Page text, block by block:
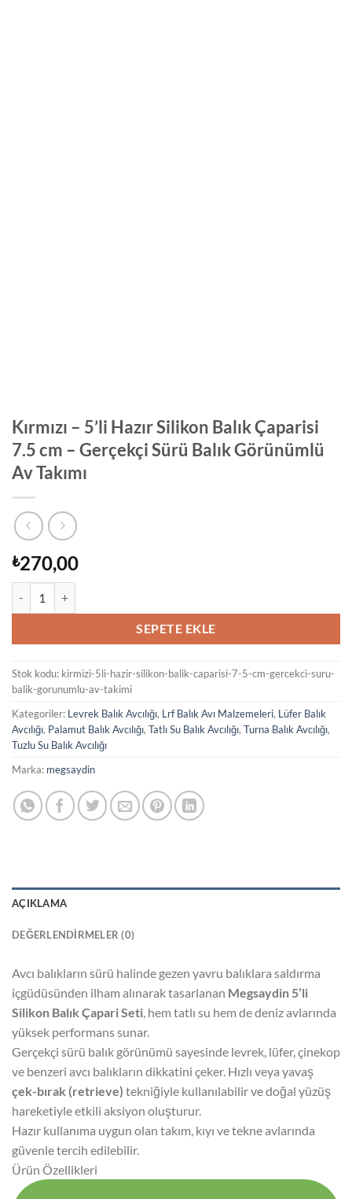
Kırmızı – 5’li Hazır Silikon Balık Çaparisi
7.5 cm – Gerçekçi Sürü Balık Görünümlü
Av Takımı
₺270,00
SEPETE EKLE
Stok kodu: kirmizi-5li-hazir-silikon-balik-caparisi-7-5-cm-gercekci-suru-
balik-gorunumlu-av-takimi
Kategoriler: Levrek Balık Avcılığı, Lrf Balık Avı Malzemeleri, Lüfer Balık
Avcılığı, Palamut Balık Avcılığı, Tatlı Su Balık Avcılığı, Turna Balık Avcılığı,
Tuzlu Su Balık Avcılığı
Marka: megsaydin
AÇIKLAMA
DEĞERLENDIRMELER (0)
Avcı balıkların sürü halinde gezen yavru balıklara saldırma
içgüdüsünden ilham alınarak tasarlanan Megsaydin 5’li
Silikon Balık Çapari Seti, hem tatlı su hem de deniz avlarında
yüksek performans sunar.
Gerçekçi sürü balık görünümü sayesinde levrek, lüfer, çinekop
ve benzeri avcı balıkların dikkatini çeker. Hızlı veya yavaş
çek-bırak (retrieve) tekniğiyle kullanılabilir ve doğal yüzüş
hareketiyle etkili aksiyon oluşturur.
Hazır kullanıma uygun olan takım, kıyı ve tekne avlarında
güvenle tercih edilebilir.
Ürün Özellikleri